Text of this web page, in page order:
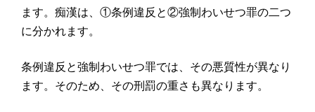
ます。痴漢は、①条例違反と②強制わいせつ罪の二つ
に分かれます。
条例違反と強制わいせつ罪では、その悪質性が異なり
ます。そのため、その刑罰の重さも異なります。